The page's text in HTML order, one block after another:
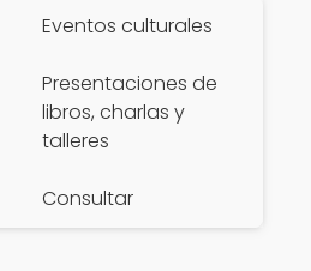
Eventos culturales
Presentaciones de
libros, charlas y
talleres
Consultar